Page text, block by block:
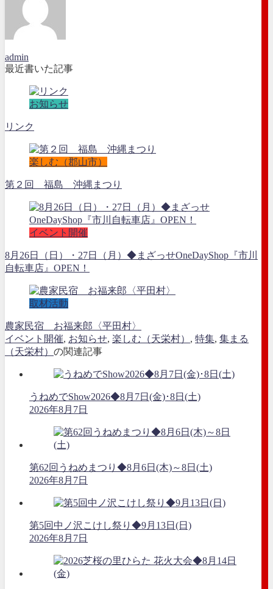
admin
最近書いた記事
お知らせ
リンク
楽しむ（郡山市）
第２回 福島 沖縄まつり
イベント開催
8月26日（日）・27日（月）◆まざっせOneDayShop『市川
自転車店』OPEN！
取材活動
農家民宿 お福来郎〈平田村〉
イベント開催, お知らせ, 楽しむ（天栄村） , 特集, 集まる
（天栄村） の関連記事
うねめでShow2026◆8月7日(金)･8日(土)
2026年8月7日
第62回うねめまつり◆8月6日(木)～8日(土)
2026年8月7日
第5回中ノ沢こけし祭り◆9月13日(日)
2026年8月7日